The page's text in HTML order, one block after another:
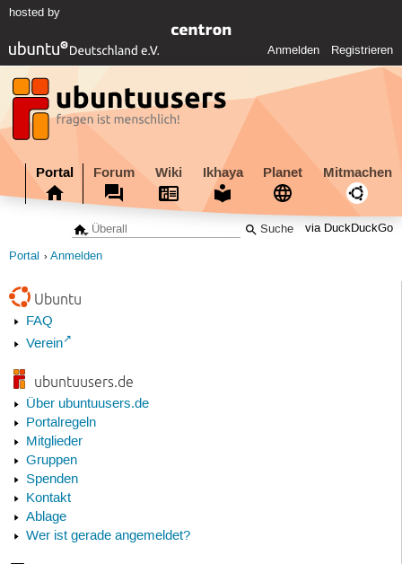
hosted by
Anmelden Registrieren
Portal Forum Wiki Ikhaya Planet Mitmachen
via DuckDuckGo
Portal Anmelden
Ubuntu
FAQ
Verein
ubuntuusers.de
Über ubuntuusers.de
Portalregeln
Mitglieder
Gruppen
Spenden
Kontakt
Ablage
Wer ist gerade angemeldet?